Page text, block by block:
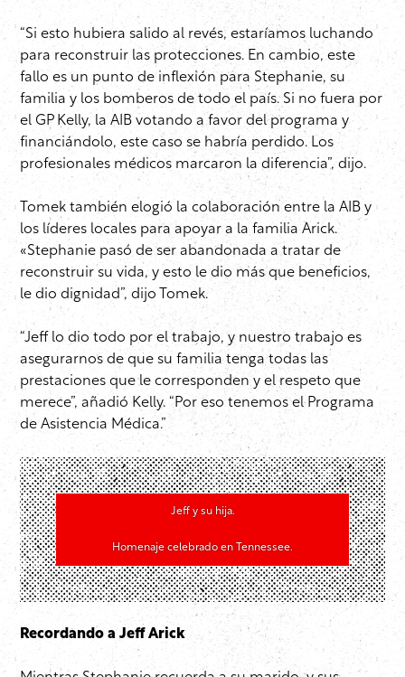
“Si esto hubiera salido al revés, estaríamos luchando
para reconstruir las protecciones. En cambio, este
fallo es un punto de inflexión para Stephanie, su
familia y los bomberos de todo el país. Si no fuera por
el GP Kelly, la AIB votando a favor del programa y
financiándolo, este caso se habría perdido. Los
profesionales médicos marcaron la diferencia”, dijo.
Tomek también elogió la colaboración entre la AIB y
los líderes locales para apoyar a la familia Arick.
«Stephanie pasó de ser abandonada a tratar de
reconstruir su vida, y esto le dio más que beneficios,
le dio dignidad”, dijo Tomek.
“Jeff lo dio todo por el trabajo, y nuestro trabajo es
asegurarnos de que su familia tenga todas las
prestaciones que le corresponden y el respeto que
merece”, añadió Kelly. “Por eso tenemos el Programa
de Asistencia Médica.”
Jeff y su hija.
Homenaje celebrado en Tennessee.
Recordando a Jeff Arick